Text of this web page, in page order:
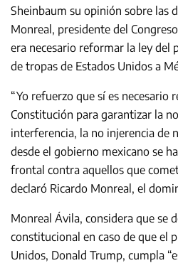
Sheinbaum su opinión sobre las
Monreal, presidente del
era necesario reformar la ley del
de tropas de Estados Unidos a
“Yo refuerzo que sí es necesario
Constitución para garantizar la
interferencia, la no injerencia de
desde el gobierno mexicano se
frontal contra aquellos que
declaró Ricardo Monreal, el
Monreal Ávila, considera que se
constitucional en caso de que el
Unidos, Donald Trump, cumpla